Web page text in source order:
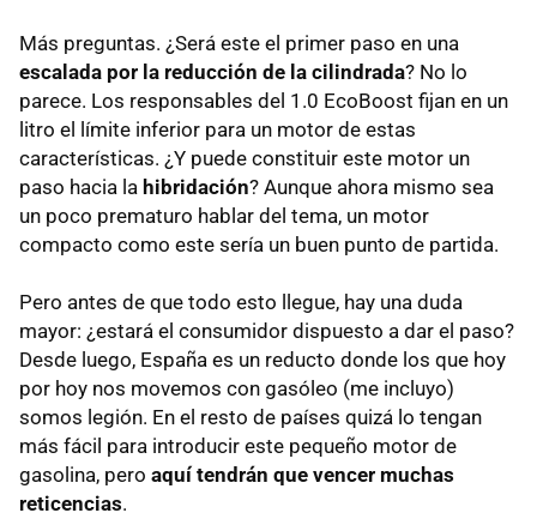
Más preguntas. ¿Será este el primer paso en una
escalada por la reducción de la cilindrada? No lo
parece. Los responsables del 1.0 EcoBoost fijan en un
litro el límite inferior para un motor de estas
características. ¿Y puede constituir este motor un
paso hacia la hibridación? Aunque ahora mismo sea
un poco prematuro hablar del tema, un motor
compacto como este sería un buen punto de partida.
Pero antes de que todo esto llegue, hay una duda
mayor: ¿estará el consumidor dispuesto a dar el paso?
Desde luego, España es un reducto donde los que hoy
por hoy nos movemos con gasóleo (me incluyo)
somos legión. En el resto de países quizá lo tengan
más fácil para introducir este pequeño motor de
gasolina, pero aquí tendrán que vencer muchas
reticencias.